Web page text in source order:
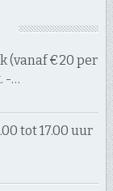
(vanaf €20 per
-…
tot 17.00 uur